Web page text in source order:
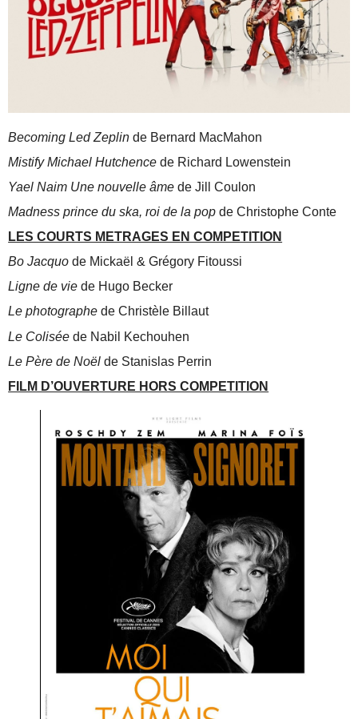
Becoming Led Zeplin de Bernard MacMahon
Mistify Michael Hutchence de Richard Lowenstein
Yael Naim Une nouvelle âmede Jill Coulon
Madness prince du ska, roi de la pop de Christophe Conte
LES COURTS METRAGES EN COMPETITION
Bo Jacquo de Mickaël & Grégory Fitoussi
Ligne de viede Hugo Becker
Le photographe de Christèle Billaut
Le Coliséede Nabil Kechouhen
Le Père de Noëlde Stanislas Perrin
FILM D’OUVERTURE HORS COMPETITION